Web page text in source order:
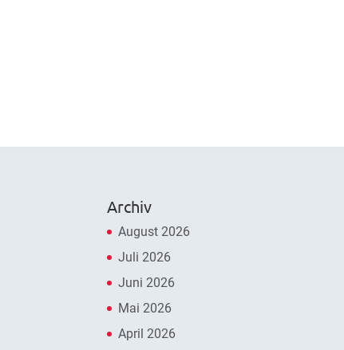
Archiv
August 2026
Juli 2026
Juni 2026
Mai 2026
April 2026